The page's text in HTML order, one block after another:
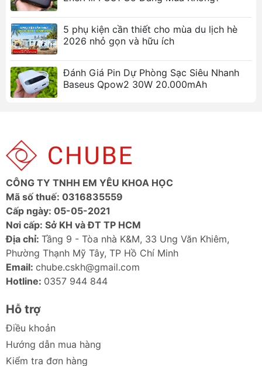
tự như viết trên giấy.
Tương Thích Rộng Rãi (Passive Stylus): Là bút
cảm ứng thụ động, Baseus Smooth Writing III
tương thích với hầu hết các thiết bị màn hình
cảm ứng điện dung, bao gồm nhiều dòng iPad,
điện thoại Android, Galaxy Tab S series và các
máy tính bảng khác.
giác cầm nắm chắc chắn và thoải mái trong
thời gian dài.
Thiết Kế Nhỏ Gọn: Dù là phiên bản Không Từ
Tính, bút vẫn có kích thước lý tưởng
(162,5mm) và trọng lượng nhẹ (25g), dễ dàng
mang theo bên mình mọi lúc.
Ảnh Sản Phẩm Chi Tiết Bút Cảm Ứng
Baseus 3-in-1
5 phụ kiện cần thiết cho mùa du lịch hè
2026 nhỏ gọn và hữu ích
Đánh Giá Pin Dự Phòng Sạc Siêu Nhanh
Baseus Qpow2 30W 20.000mAh
CÔNG TY TNHH EM YÊU KHOA HỌC
Mã số thuế: 0316835559
Cấp ngày: 05-05-2021
Nơi cấp: Sở KH và ĐT TP HCM
Địa chỉ: Tầng 9 - Tòa nhà K&M, 33 Ung Văn Khiêm,
Phường Thạnh Mỹ Tây, TP Hồ Chí Minh
Email: chube.cskh@gmail.com
Hotline: 0357 944 844
Hỗ trợ
Điều khoản
Hướng dẫn mua hàng
Kiểm tra đơn hàng